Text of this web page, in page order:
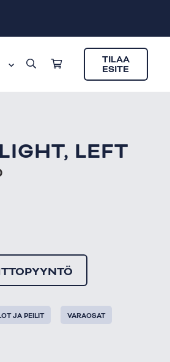
TILAA
ESITE
LEFT
JA PEILIT VARAOSAT